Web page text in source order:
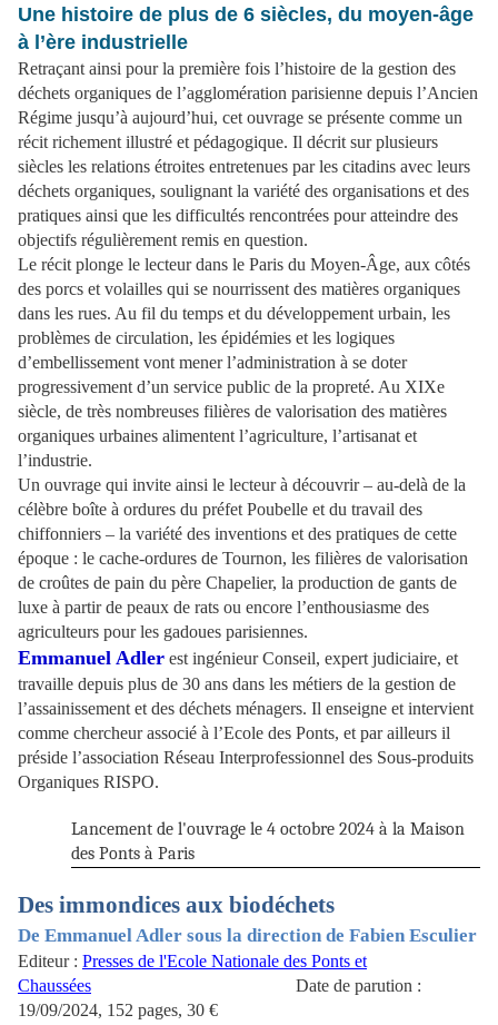
Une histoire de plus de 6 siècles, du moyen-âge
à l’ère industrielle
Retraçant ainsi pour la première fois l’histoire de la gestion des
déchets organiques de l’agglomération parisienne depuis l’Ancien
Régime jusqu’à aujourd’hui, cet ouvrage se présente comme un
récit richement illustré et pédagogique. Il décrit sur plusieurs
siècles les relations étroites entretenues par les citadins avec leurs
déchets organiques, soulignant la variété des organisations et des
pratiques ainsi que les difficultés rencontrées pour atteindre des
objectifs régulièrement remis en question.
Le récit plonge le lecteur dans le Paris du Moyen-Âge, aux côtés
des porcs et volailles qui se nourrissent des matières organiques
dans les rues. Au fil du temps et du développement urbain, les
problèmes de circulation, les épidémies et les logiques
d’embellissement vont mener l’administration à se doter
progressivement d’un service public de la propreté. Au XIXe
siècle, de très nombreuses filières de valorisation des matières
organiques urbaines alimentent l’agriculture, l’artisanat et
l’industrie.
Un ouvrage qui invite ainsi le lecteur à découvrir – au-delà de la
célèbre boîte à ordures du préfet Poubelle et du travail des
chiffonniers – la variété des inventions et des pratiques de cette
époque : le cache-ordures de Tournon, les filières de valorisation
de croûtes de pain du père Chapelier, la production de gants de
luxe à partir de peaux de rats ou encore l’enthousiasme des
agriculteurs pour les gadoues parisiennes.
Emmanuel Adler est ingénieur Conseil, expert judiciaire, et
travaille depuis plus de 30 ans dans les métiers de la gestion de
l’assainissement et des déchets ménagers. Il enseigne et intervient
comme chercheur associé à l’Ecole des Ponts, et par ailleurs il
préside l’association Réseau Interprofessionnel des Sous-produits
Organiques RISPO.
Lancement de l'ouvrage le 4 octobre 2024 à la Maison
des Ponts à Paris
Des immondices aux biodéchets
De Emmanuel Adler sous la direction de Fabien Esculier
Editeur : Presses de l'Ecole Nationale des Ponts et
Chaussées
Date de parution :
19/09/2024, 152 pages, 30 €